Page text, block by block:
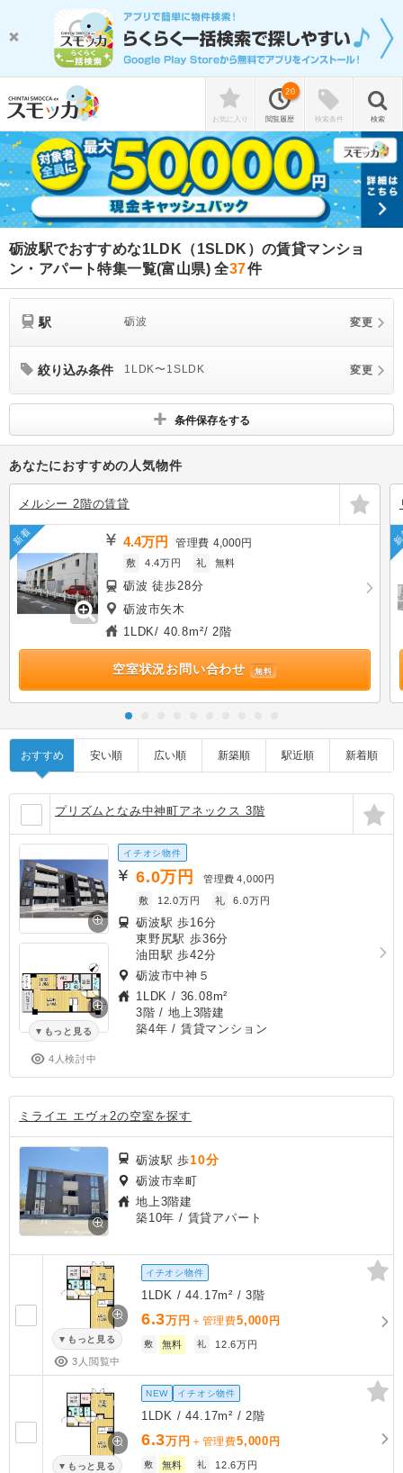
お気に入り 閲覧履歴
20
検索条件 検索
砺波駅でおすすめな1LDK（1SLDK）の賃貸マンショ
ン・アパート特集一覧(富山県)全37件
駅 砺波 変更
絞り込み条件 1LDK〜1SLDK 変更
条件保存をする
あなたにおすすめの人気物件
メルシー 2階の賃貸
新着 4.4万円 管理費4,000円
敷 4.4万円 礼 無料
砺波 徒歩28分
砺波市矢木
1LDK/ 40.8m²/ 2階
空室状況お問い合わせ 無料
おすすめ 安い順 広い順 新築順 駅近順 新着順
プリズムとなみ中神町アネックス 3階
もっと見る
4人検討中
イチオシ物件
6.0万円 管理費 4,000円
敷
12.0万円 礼 6.0万円
砺波駅 歩16分
東野尻駅 歩36分
油田駅 歩42分
砺波市中神５
1LDK / 36.08m²
3階 / 地上3階建
築4年 / 賃貸マンション
ミライエ エヴォ2の空室を探す
砺波駅 歩10分
砺波市幸町
地上3階建
築10年 / 賃貸アパート
もっと見る
3人閲覧中
イチオシ物件
1LDK / 44.17m² / 3階
6.3万円 ＋管理費5,000 円
敷 無料 礼 12.6万円
もっと見る
NEW イチオシ物件
1LDK / 44.17m² / 2階
6.3万円 ＋管理費5,000 円
敷 無料 礼 12.6万円